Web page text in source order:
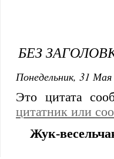
БЕЗ
Понедельник, 31
Это цитата
цитатник или
Жук-